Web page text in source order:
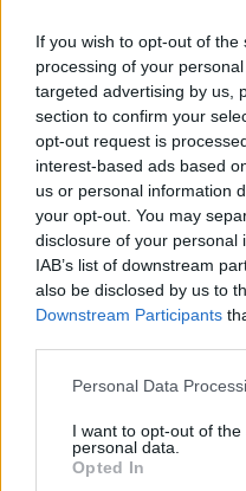
If you wish to opt-out of
processing of your
targeted advertising by us,
section to confirm your
opt-out request is
interest-based ads based
us or personal information
your opt-out. You may
disclosure of your personal
IAB’s list of downstream
also be disclosed by us to
Downstream Participants
Please note that this
not limited to your visit or
grant or deny consent to
use your data for below
Personal Data
I want to opt-out of
personal data.
Opted In
vállalatok -
jéghegy
VÁLLALKOZÁS 2026. JÚN. 7.